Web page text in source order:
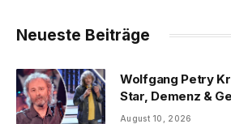
Neueste Beiträge
Wolfgang Petry
Star, Demenz &
August 10, 2026